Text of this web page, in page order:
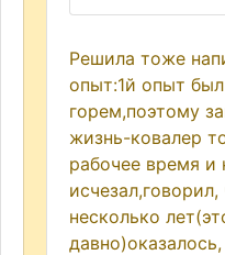
Решила тоже
опыт:1й опыт
горем,поэтому
жизнь-ковалер
рабочее время и
несколько